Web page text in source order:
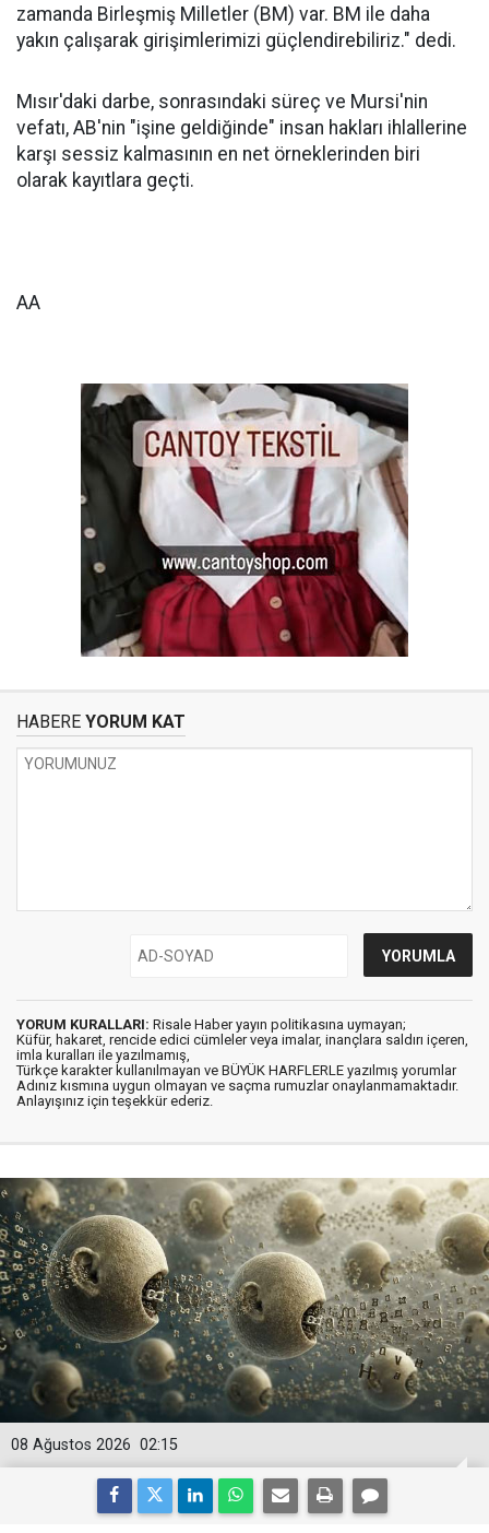
zamanda Birleşmiş Milletler (BM) var. BM ile daha
yakın çalışarak girişimlerimizi güçlendirebiliriz." dedi.
Mısır'daki darbe, sonrasındaki süreç ve Mursi'nin
vefatı, AB'nin "işine geldiğinde" insan hakları ihlallerine
karşı sessiz kalmasının en net örneklerinden biri
olarak kayıtlara geçti.
AA
HABERE YORUM KAT
YORUM KURALLARI: Risale Haber yayın politikasına uymayan;
Küfür, hakaret, rencide edici cümleler veya imalar, inançlara saldırı içeren,
imla kuralları ile yazılmamış,
Türkçe karakter kullanılmayan ve BÜYÜK HARFLERLE yazılmış yorumlar
Adınız kısmına uygun olmayan ve saçma rumuzlar onaylanmamaktadır.
Anlayışınız için teşekkür ederiz.
02:15
08 Ağustos 2026